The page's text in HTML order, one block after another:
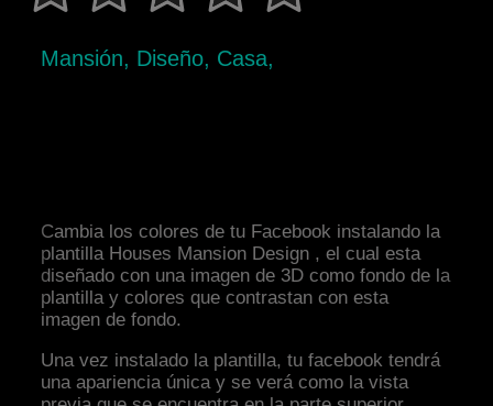
Mansión, Diseño, Casa,
Cambia los colores de tu Facebook instalando la
plantilla Houses Mansion Design , el cual esta
diseñado con una imagen de 3D como fondo de la
plantilla y colores que contrastan con esta
imagen de fondo.
Una vez instalado la plantilla, tu facebook tendrá
una apariencia única y se verá como la vista